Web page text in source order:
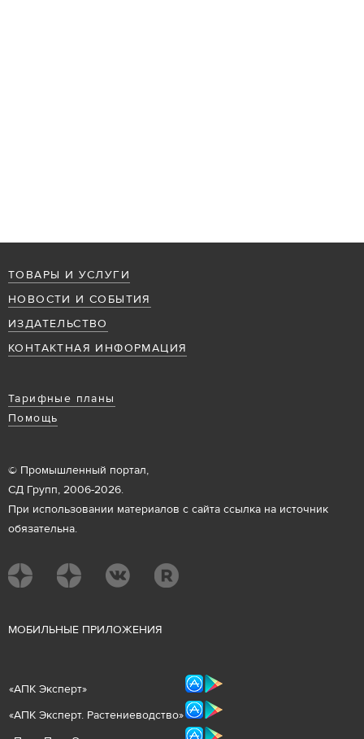
ТОВАРЫ И УСЛУГИ
НОВОСТИ И СОБЫТИЯ
ИЗДАТЕЛЬСТВО
КОНТАКТНАЯ ИНФОРМАЦИЯ
Тарифные планы
Помощь
© Промышленный портал,
СД Групп, 2006-2026.
При использовании материалов с сайта ссылка на источник
обязательна.
МОБИЛЬНЫЕ ПРИЛОЖЕНИЯ
«АПК Эксперт»
«АПК Эксперт. Растениеводство»